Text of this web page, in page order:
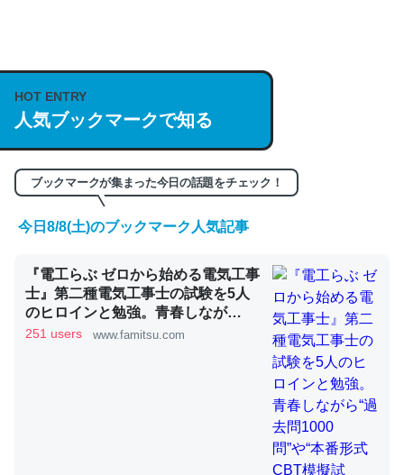
説してる記事が少ないので貴重な良記事。/続編来た
https://isobe324649.hatenablog.com/entry/2023/03/27
/064121
─GPTの仕組みと限界についての考察（１） - conceptualization
くらい。小説でいう「ずっと前の伏線」は回収されないけ
ど、短期記憶というには多い分量。進化すればするほど分
かりやすく強くなりそう
─GPTの仕組みと限界についての考察（１） - conceptualization
昆虫ってカルシウム少ないのか。知らんかった。調べたら
HOT ENTRY
人気ブックマークで知る
ブックマークが集まった今日の話題をチェック！
今日8/8(土)のブックマーク人気記事
『電工らぶ ゼロから始める電気工事
士』第二種電気工事士の試験を5人
のヒロインと勉強。青春しなが
ら“過去問1000問”や“本番形式CBT
251 users www.famitsu.com